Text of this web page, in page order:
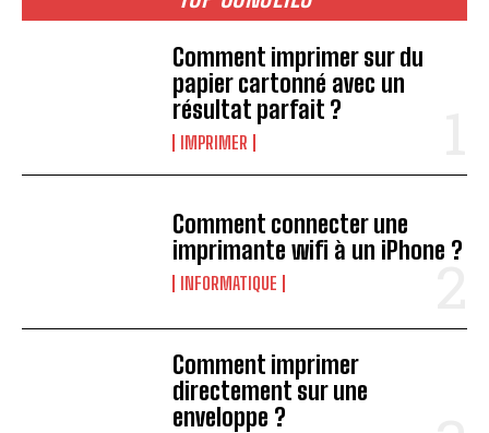
Comment imprimer sur du
papier cartonné avec un
résultat parfait ?
IMPRIMER
Comment connecter une
imprimante wifi à un iPhone ?
INFORMATIQUE
Comment imprimer
directement sur une
enveloppe ?